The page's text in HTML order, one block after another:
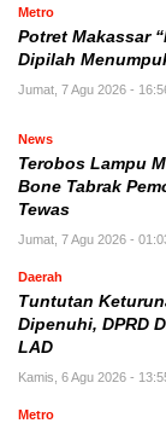
Metro
Potret Makassar
Dipilah
Jumat, 7 Agu 2026 -
News
Terobos Lampu
Bone Tabrak
Tewas
Jumat, 7 Agu 2026 -
Daerah
Tuntutan
Dipenuhi, DPRD
LAD
Kamis, 6 Agu 2026 -
Metro